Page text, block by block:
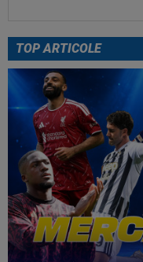
Ioan Varga a
00:39
Reacția total
întrebat de Adrian
08:25
Lovitură uriașă:
Trabzonspor, s-a
08:10
Noul transfer al
”mască” la debut: Jose
08:05
Belgienii s-au
primul gol la Union
07:55 Philip Otele a
TOP ARTICOLE